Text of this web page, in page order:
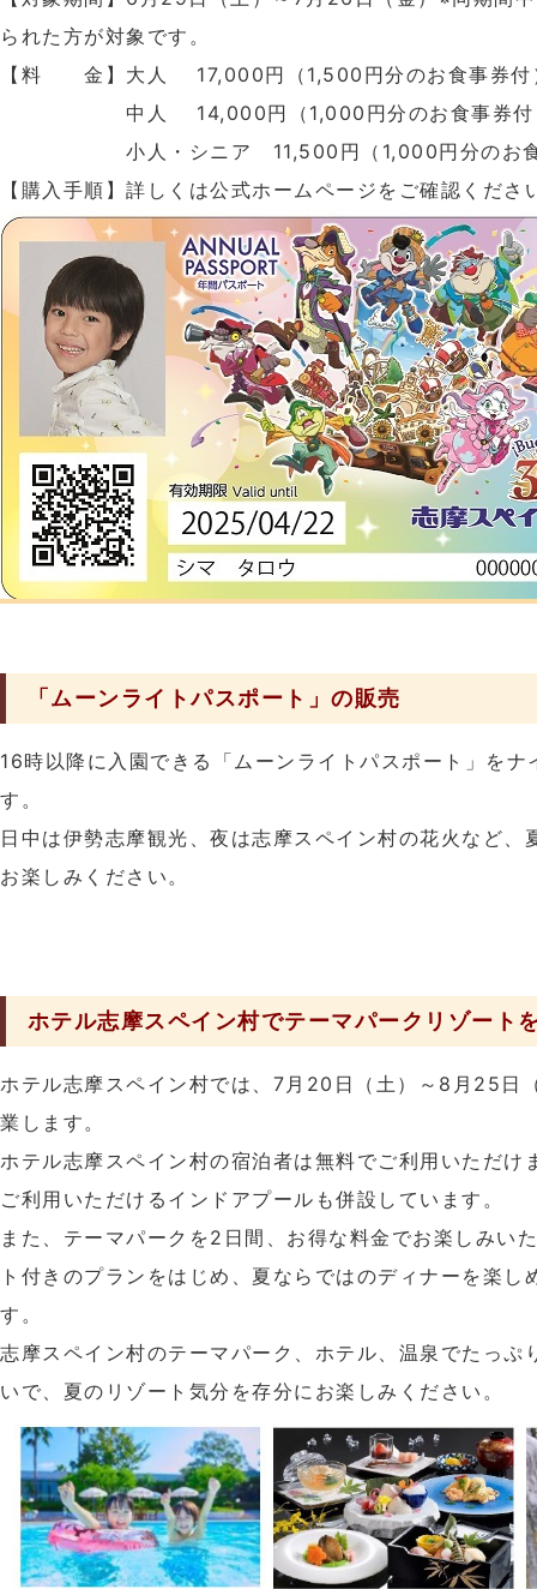
られた方が対象です。
【料 金】大人 17,000円（1,500円分のお食事券付
中人 14,000円（1,000円分のお食事券付
小人・シニア 11,500円（1,000円分のお食
【購入手順】詳しくは公式ホームページをご確認くださ
「ムーンライトパスポート」の販売
16時以降に入園できる「ムーンライトパスポート」をナ
す。
日中は伊勢志摩観光、夜は志摩スペイン村の花火など、
お楽しみください。
ホテル志摩スペイン村でテーマパークリゾート
ホテル志摩スペイン村では、7月20日（土）～8月25日
業します。
ホテル志摩スペイン村の宿泊者は無料でご利用いただけ
ご利用いただけるインドアプールも併設しています。
また、テーマパークを2日間、お得な料金でお楽しみい
ト付きのプランをはじめ、夏ならではのディナーを楽し
す。
志摩スペイン村のテーマパーク、ホテル、温泉でたっぷ
いで、夏のリゾート気分を存分にお楽しみください。